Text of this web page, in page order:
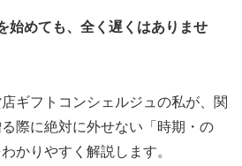
始めても、全く遅くはありませ
ギフトコンシェルジュの私が、関
際に絶対に外せない「時期・の
かりやすく解説します。